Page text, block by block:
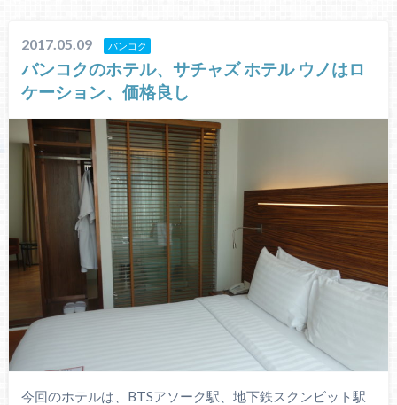
2017.05.09 バンコク
バンコクのホテル、サチャズ ホテル ウノはロ
ケーション、価格良し
今回のホテルは、BTSアソーク駅、地下鉄スクンビット駅